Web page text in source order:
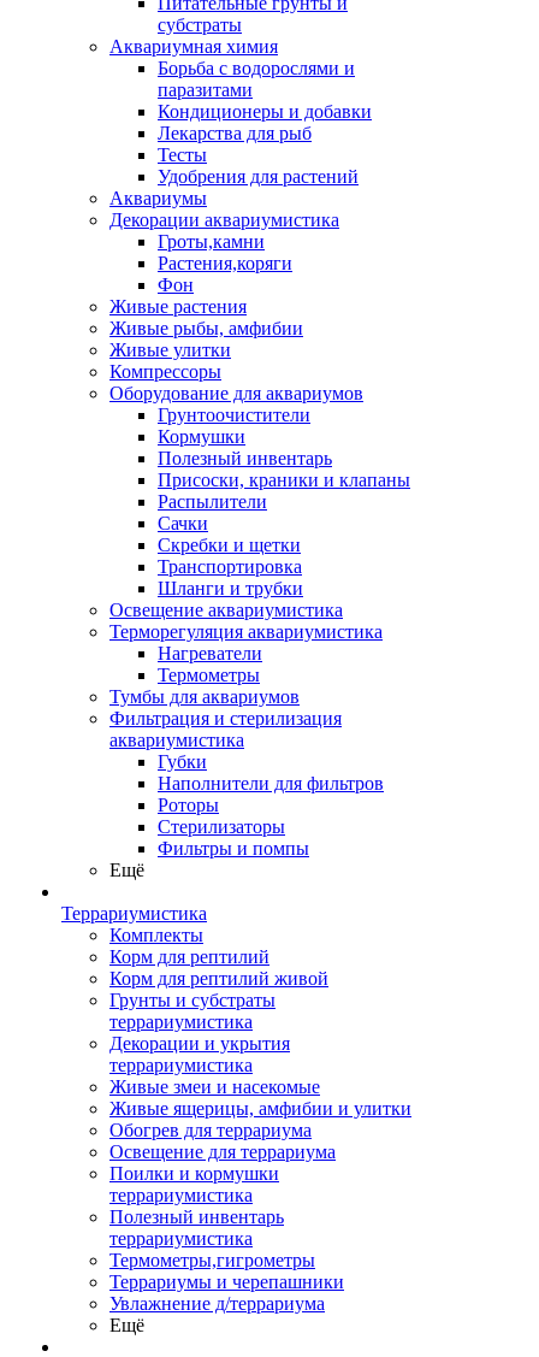
субстраты
Аквариумная химия
Борьба с водорослями и
паразитами
Кондиционеры и добавки
Лекарства для рыб
Тесты
Удобрения для растений
Аквариумы
Декорации аквариумистика
Гроты,камни
Растения,коряги
Фон
Живые растения
Живые рыбы, амфибии
Живые улитки
Компрессоры
Оборудование для аквариумов
Грунтоочистители
Кормушки
Полезный инвентарь
Присоски, краники и клапаны
Распылители
Сачки
Скребки и щетки
Транспортировка
Шланги и трубки
Освещение аквариумистика
Терморегуляция аквариумистика
Нагреватели
Термометры
Тумбы для аквариумов
Фильтрация и стерилизация
аквариумистика
Губки
Наполнители для фильтров
Роторы
Стерилизаторы
Фильтры и помпы
Ещё
Террариумистика
Комплекты
Корм для рептилий
Корм для рептилий живой
Грунты и субстраты
террариумистика
Декорации и укрытия
террариумистика
Живые змеи и насекомые
Живые ящерицы, амфибии и улитки
Обогрев для террариума
Освещение для террариума
Поилки и кормушки
террариумистика
Полезный инвентарь
террариумистика
Термометры,гигрометры
Террариумы и черепашники
Увлажнение д/террариума
Ещё